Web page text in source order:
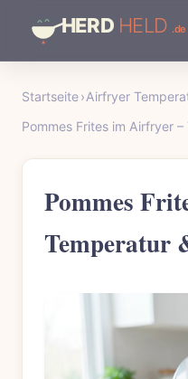
Startseite›Airfryer
Pommes Frites im Airfryer
Pommes
Temperatur